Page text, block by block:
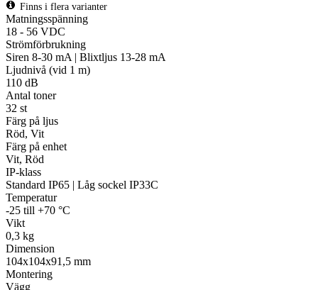
Finns i flera varianter
Matningsspänning
18 - 56 VDC
Strömförbrukning
Siren 8-30 mA | Blixtljus 13-28 mA
Ljudnivå (vid 1 m)
110 dB
Antal toner
32 st
Färg på ljus
Röd, Vit
Färg på enhet
Vit, Röd
IP-klass
Standard IP65 | Låg sockel IP33C
Temperatur
-25 till +70 °C
Vikt
0,3 kg
Dimension
104x104x91,5 mm
Montering
Vägg